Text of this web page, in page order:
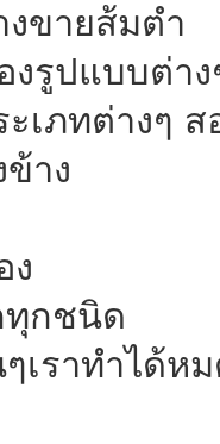
ขายส้มตำ
งรูปแบบต่าง
เภทต่างๆ
าง
ง
ทุกชนิด
เราทำได้ห